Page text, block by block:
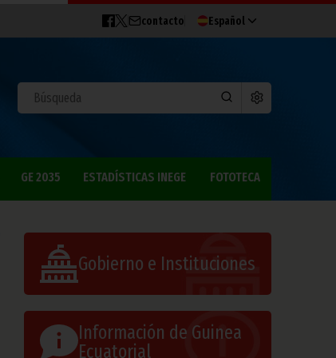
contacto Español
GE 2035 ESTADÍSTICAS INEGE FOTOTECA
Gobierno e Instituciones
Información de Guinea
Ecuatorial